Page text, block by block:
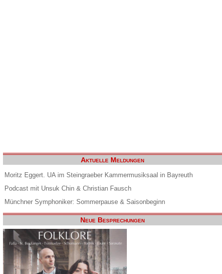
Aktuelle Meldungen
Moritz Eggert. UA im Steingraeber Kammermusiksaal in Bayreuth
Podcast mit Unsuk Chin & Christian Fausch
Münchner Symphoniker: Sommerpause & Saisonbeginn
Neue Besprechungen